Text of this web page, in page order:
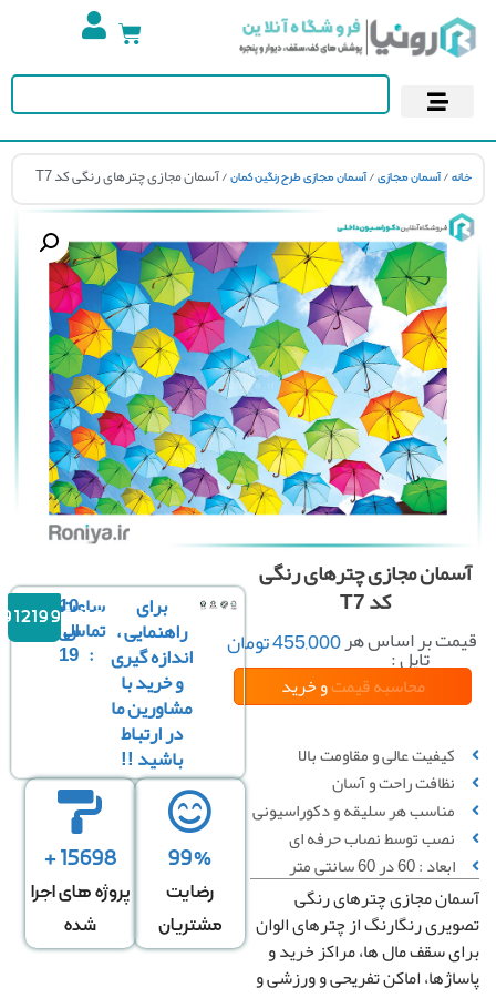
آسمان مجازی/آسمان مجازی طرح رنگین کمان/ آسمان مجازی چترهای رنگی کد T7
مجازی چترهای رنگی
بر اساس هر
تایل : 455,000تومان
کیفیت عالی و مقاومت بالا
نظافت راحت و آسان
مناسب هر سلیقه و دکوراسیونی
نصب توسط نصاب حرفه ای
ابعاد : 60 در 60 سانتی متر
محاسبه قیمتو خرید
↔ عرض سقف طول سقف
تعداد تایل
0
قیمت کل
0تومان
مجازی چترهای رنگی
رنگارنگ از چترهای الوان
سقف مال ها، مراکز خرید و
اماکن تفریحی و ورزشی و
برای
راهنمایی ،
اندازه گیری
و خرید با
مشاورین ما
در ارتباط
باشید !!
ساعت
تماس
:
10
الی
19
09121996816
99%
رضایت
مشتریان
15698 +
پروژه های اجرا